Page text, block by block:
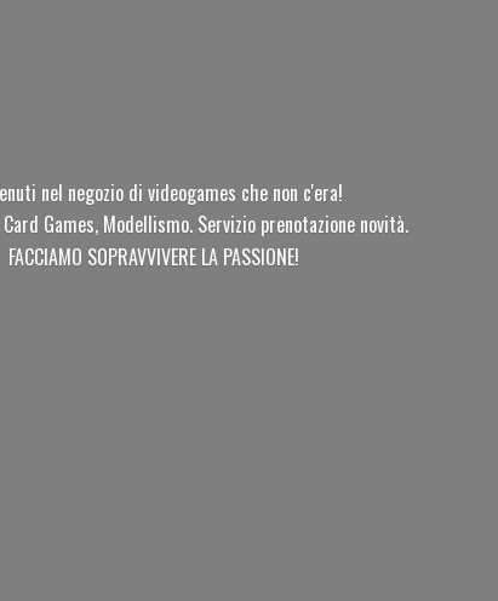
nel negozio di videogames che non c'era!
Games, Modellismo. Servizio prenotazione novità.
FACCIAMO SOPRAVVIVERE LA PASSIONE!